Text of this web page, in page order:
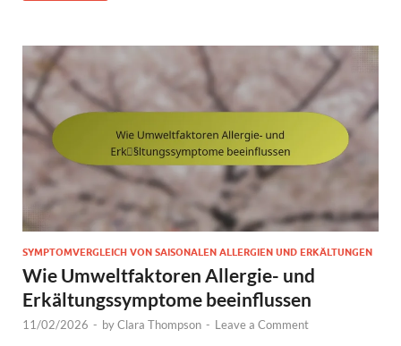
SYMPTOMVERGLEICH VON SAISONALEN ALLERGIEN UND ERKÄLTUNGEN
Wie Umweltfaktoren Allergie- und
Erkältungssymptome beeinflussen
11/02/2026 - byClara Thompson - Leave a Comment